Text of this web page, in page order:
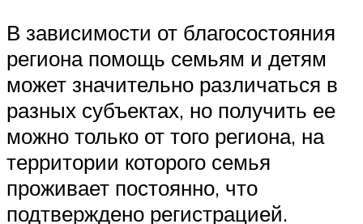
В зависимости от благосостояния
региона помощь семьям и детям
может значительно различаться в
разных субъектах, но получить ее
можно только от того региона, на
территории которого семья
проживает постоянно, что
подтверждено регистрацией.